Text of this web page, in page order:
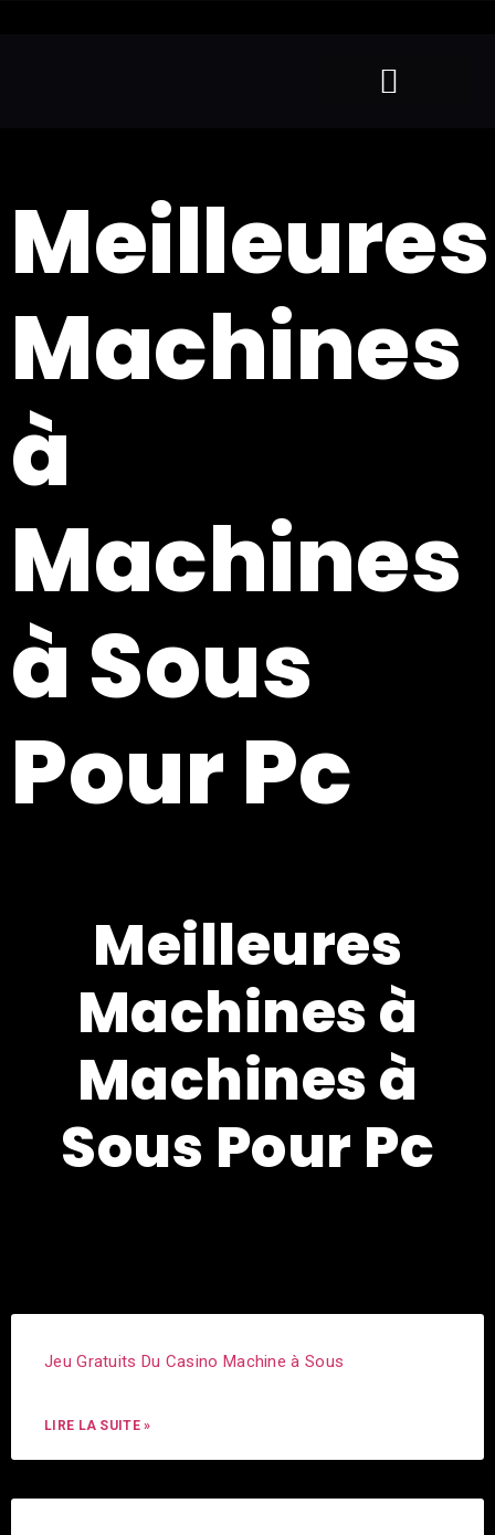
Meilleures
Machines
à
Machines
à Sous
Pour Pc
Meilleures
Machines à
Machines à
Sous Pour Pc
Jeu Gratuits Du Casino Machine à Sous
LIRE LA SUITE »